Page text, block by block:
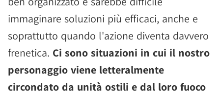
immaginare soluzioni più efficaci, anche e
soprattutto quando l'azione diventa davvero
frenetica. Ci sono situazioni in cui il nostro
personaggio viene letteralmente
circondato da unità ostili e dal loro fuoco